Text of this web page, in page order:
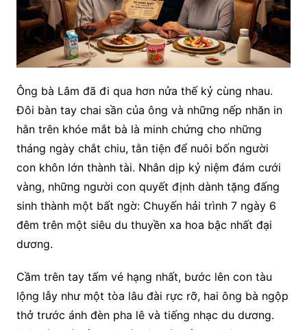
Ông bà Lâm đã đi qua hơn nửa thế kỷ cùng nhau.
Đôi bàn tay chai sần của ông và những nếp nhăn in
hằn trên khóe mắt bà là minh chứng cho những
tháng ngày chắt chiu, tằn tiện để nuôi bốn người
con khôn lớn thành tài. Nhân dịp kỷ niệm đám cưới
vàng, những người con quyết định dành tặng đấng
sinh thành một bất ngờ: Chuyến hải trình 7 ngày 6
đêm trên một siêu du thuyền xa hoa bậc nhất đại
dương.
Cầm trên tay tấm vé hạng nhất, bước lên con tàu
lộng lẫy như một tòa lâu đài rực rỡ, hai ông bà ngộp
thở trước ánh đèn pha lê và tiếng nhạc du dương.